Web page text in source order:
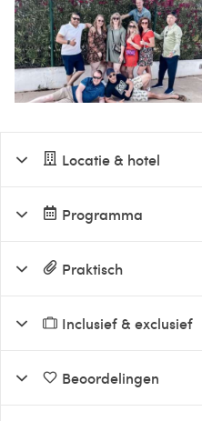
Locatie & hotel
Programma
Praktisch
Inclusief & exclusief
Beoordelingen